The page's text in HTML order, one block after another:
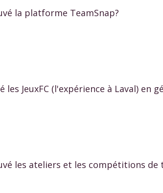
la platforme TeamSnap?
JeuxFC (l'expérience à Laval) en
les ateliers et les compétitions de